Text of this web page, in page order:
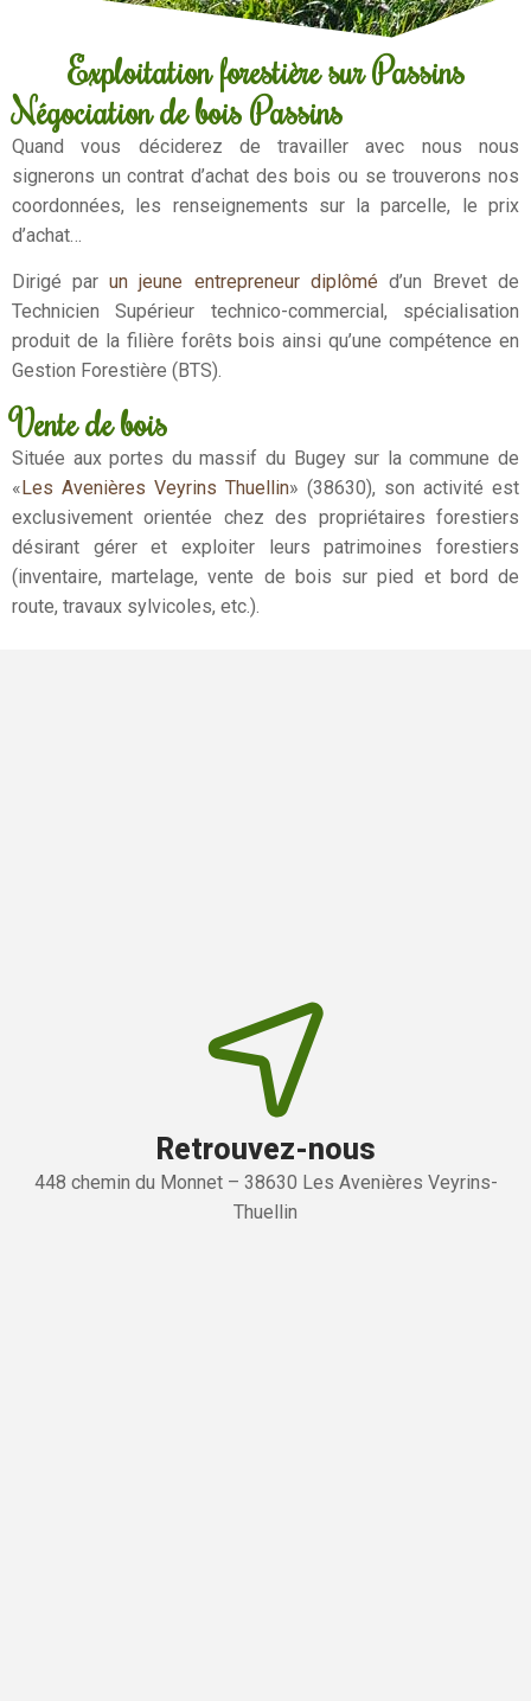
Exploitation forestière sur Passins
Négociation de bois Passins
Quand vous déciderez de travailler avec nous nous
signerons un contrat d’achat des bois ou se trouverons nos
coordonnées, les renseignements sur la parcelle, le prix
d’achat…
Dirigé parun jeune entrepreneur diplômé d’un Brevet de
Technicien Supérieur technico-commercial, spécialisation
produit de la filière forêts bois ainsi qu’une compétence en
Gestion Forestière (BTS).
Vente de bois
Située aux portes du massif du Bugey sur la commune de
«Les Avenières Veyrins Thuellin» (38630), son activité est
exclusivement orientée chez des propriétaires forestiers
désirant gérer et exploiter leurs patrimoines forestiers
(inventaire, martelage, vente de bois sur pied et bord de
route, travaux sylvicoles, etc.).
Retrouvez-nous
448 chemin du Monnet – 38630 Les Avenières Veyrins-
Thuellin